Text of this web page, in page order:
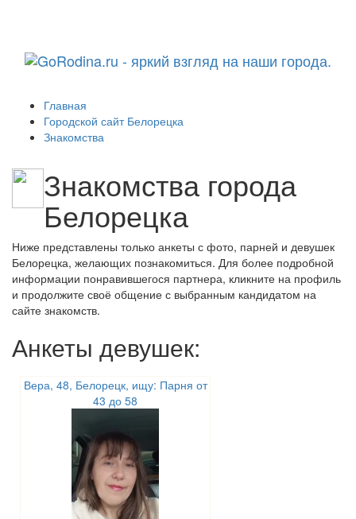
Главная
Городской сайт Белорецка
Знакомства
Знакомства города
Белорецка
Ниже представлены только анкеты с фото, парней и девушек
Белорецка, желающих познакомиться. Для более подробной
информации понравившегося партнера, кликните на профиль
и продолжите своё общение с выбранным кандидатом на
сайте знакомств.
Анкеты девушек:
Вера, 48, Белорецк, ищу: Парня от
43 до 58